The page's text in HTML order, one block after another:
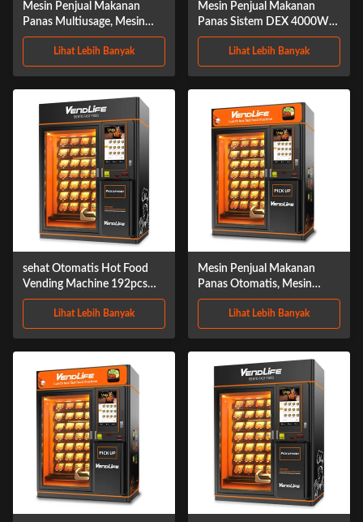
Mesin Penjual Makanan
Panas Multiusage, Mesin
Penjual Nasi MDB 660kg
Lihat Lebih Banyak
Mesin Penjual Makanan
Panas Sistem DEX 4000W
termasuk daya microwave
Lihat Lebih Banyak
sehat Otomatis Hot Food
Vending Machine 192pcs
Dengan layar sentuh
Lihat Lebih Banyak
Mesin Penjual Makanan
Panas Otomatis, Mesin
Penjual Makanan Segar 4G
lebar 1840mm
Lihat Lebih Banyak